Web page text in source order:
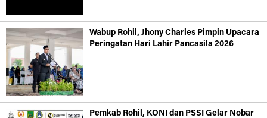
Wabup Rohil, Jhony Charles Pimpin Upacara
Peringatan Hari Lahir Pancasila 2026
Pemkab Rohil, KONI dan PSSI Gelar Nobar